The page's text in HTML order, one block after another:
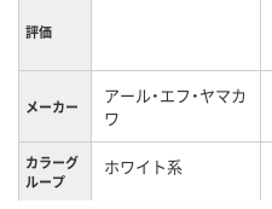
評価
メーカー
アール・エフ・ヤマカ
ワ
カラーグ
ループ
ホワイト系